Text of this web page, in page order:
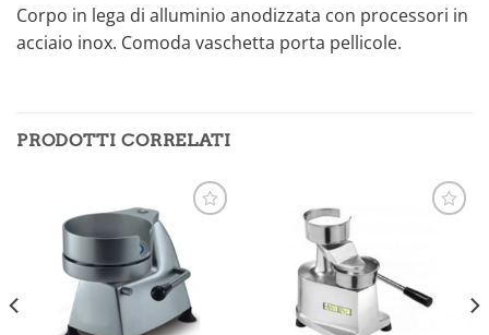
Corpo in lega di alluminio anodizzata con processori in
acciaio inox. Comoda vaschetta porta pellicole.
PRODOTTI CORRELATI
Aggiungi
alla lista
dei
desideri
alla lista
dei